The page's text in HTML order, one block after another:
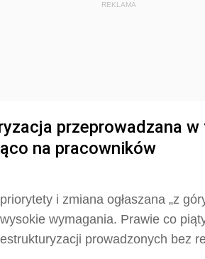
REKLAMA
przeprowadzana
na pracowników
i zmiana ogłaszana „z
wymagania. Prawie co
prowadzonych bez